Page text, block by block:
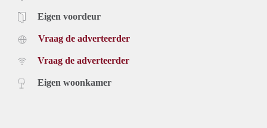
Eigen voordeur
Vraag de adverteerder
Vraag de adverteerder
Eigen woonkamer